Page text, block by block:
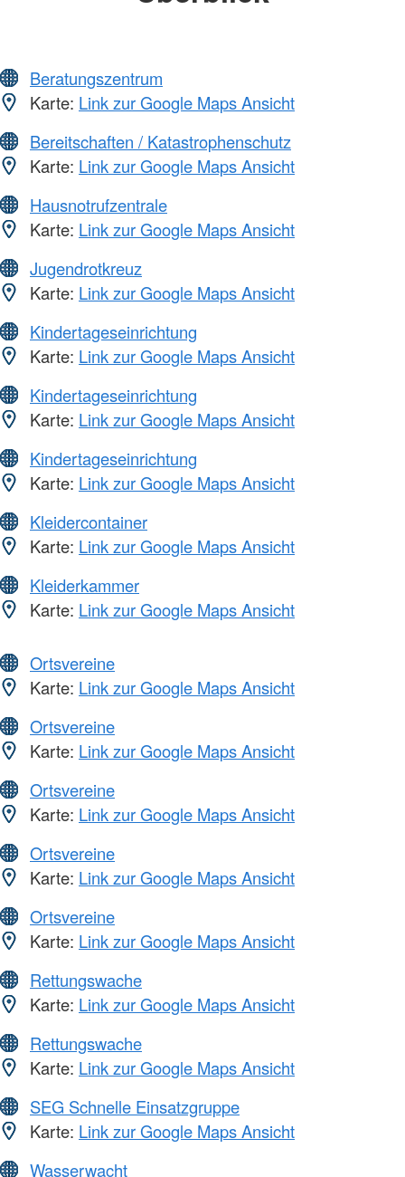
Beratungszentrum
Karte: Link zur Google Maps Ansicht
Bereitschaften / Katastrophenschutz
Karte: Link zur Google Maps Ansicht
Hausnotrufzentrale
Karte: Link zur Google Maps Ansicht
Jugendrotkreuz
Karte: Link zur Google Maps Ansicht
Kindertageseinrichtung
Karte: Link zur Google Maps Ansicht
Kindertageseinrichtung
Karte: Link zur Google Maps Ansicht
Kindertageseinrichtung
Karte: Link zur Google Maps Ansicht
Kleidercontainer
Karte: Link zur Google Maps Ansicht
Kleiderkammer
Karte: Link zur Google Maps Ansicht
Ortsvereine
Karte: Link zur Google Maps Ansicht
Ortsvereine
Karte: Link zur Google Maps Ansicht
Ortsvereine
Karte: Link zur Google Maps Ansicht
Ortsvereine
Karte: Link zur Google Maps Ansicht
Ortsvereine
Karte: Link zur Google Maps Ansicht
Rettungswache
Karte: Link zur Google Maps Ansicht
Rettungswache
Karte: Link zur Google Maps Ansicht
SEG Schnelle Einsatzgruppe
Karte: Link zur Google Maps Ansicht
Wasserwacht